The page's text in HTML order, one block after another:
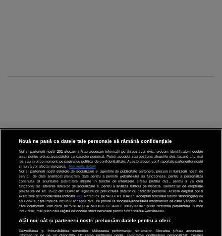
CINEMA
DIVERTISMENT
STIRI
TEHNOLOGIE
SPORT
Nouă ne pasă ca datele tale personale să rămână confidențiale
Noi și partenerii noștri 201 stocăm și/sau accesăm informații pe dispozitivul dvs., precum identificatorii cookie
unici pentru prelucrarea datelor cu caracter personal. Puteți accepta sau gestiona alegerile dvs. făcând clic mai
jos sau în orice moment, pe pagina cu politica de confidențialitate. Aceste alegeri vor fi raportate partenerilor noștri
și nu vă vor afecta navigarea.
Mai multe detalii
Noi si partenerii nostri (retelele de socializare si agentiile de publicitate partenere, precum si furnizorii nostri de
servicii de date analitice) prelucram date pentru a permite website-ului sa functioneze, pentru a personaliza
continutul si anunturile publicitare afisate in functie de interesele si/sau profilul dvs., pentru a va oferi
functionalitati aferente retelelor de socializare si pentru a analiza traficul pe website. Beneficiati de drepturile
prevazute de art. 15-22 din GDPR in legatura cu prelucrarea datelor cu caracter personal. Aceste drepturi pot fi
exercitate prin modalitatea indicataaici . Prin click pe “ACCEPT TOATE”, acceptati folosirea tuturor Tehnologiilor de
tip Cookie, care implica inclusiv acceptul dvs. cu privire la stocarea/accesarea informatiilor de catre Vendor-ii cu
care colaboram. Prin click pe “VREAU SA MODIFIC SETARILE INDIVIDUAL” puteti schimba preferintele in mod
individual, mai putin cele legate de cookie strict necesare pentru functionarea website-ului.
Atât noi, cât și partenerii noștri prelucrăm datele pentru a oferi:
Dezvoltarea și îmbunătățirea serviciilor. Măsurarea performanței reclamelor. Stocarea și/sau accesarea